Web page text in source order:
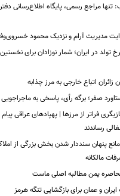
تنها مراجع رسمی، پایگاه اطلاع‌رسانی
مدیریت آرام و نزدیک محمود
زائران اتباع خارجی به مرز چذابه
صفر؛ برگه رأی، پاسخی به
فراتر از مرزها | پهپادهای عراقی پیام
رساندند
پنهان سنددار شدن بخش بزرگی از
مالکانه
محاصره یمن مطالبه اصلی ماست
و عمان برای بازگشایی تنگه هرمز